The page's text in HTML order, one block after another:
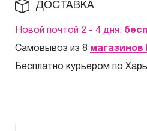
ДОСТАВКА
Новой почтой 2 - 4 дня,
Самовывоз из 8 магазинов
Бесплатно курьером по